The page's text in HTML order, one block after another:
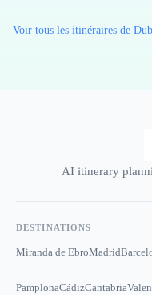
Voir tous les itinéraires de
AI itinerary
DESTINATIONS
Miranda de EbroMadrid
PamplonaCádizCantabria